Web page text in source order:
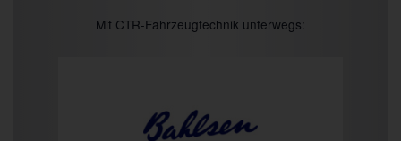
Mit CTR-Fahrzeugtechnik unterwegs: